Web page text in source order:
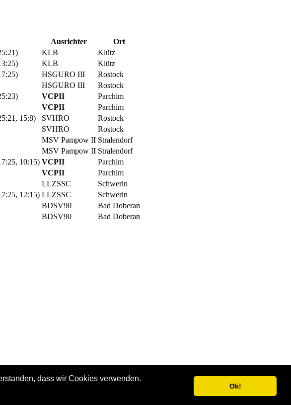
dass wir Cookies verwenden.
Ok!
Ausrichter
Ort
KLB
Klütz
KLB
Klütz
HSGURO III
Rostock
HSGURO III
Rostock
VCPII
Parchim
VCPII
Parchim
15:8) SVHRO
Rostock
SVHRO
Rostock
MSV Pampow II Stralendorf
MSV Pampow II Stralendorf
10:15) VCPII
Parchim
VCPII
Parchim
LLZSSC
Schwerin
12:15) LLZSSC
Schwerin
BDSV90
Bad Doberan
BDSV90
Bad Doberan